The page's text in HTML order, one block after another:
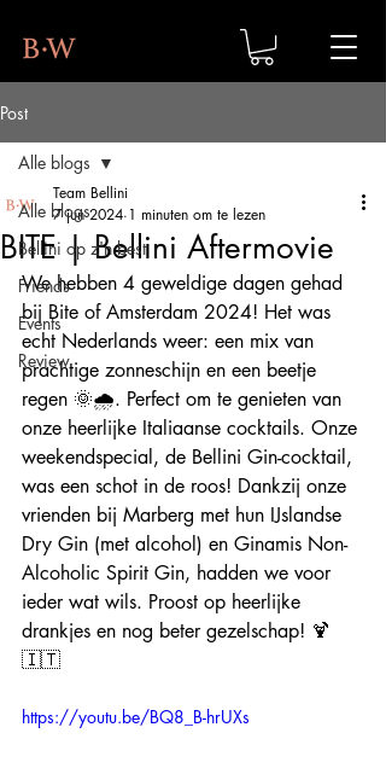
Post
Alle blogs
Bellini op z'n best
Friends
Events
Review
Alle blogs
BITE | Bellini Aftermovie
Team Bellini
7 jun 2024 1 minuten om te lezen
We hebben 4 geweldige dagen gehad
bij Bite of Amsterdam 2024! Het was
echt Nederlands weer: een mix van
prachtige zonneschijn en een beetje
regen 🌞🌧️. Perfect om te genieten van
onze heerlijke Italiaanse cocktails. Onze
weekendspecial, de Bellini Gin-cocktail,
was een schot in de roos! Dankzij onze
vrienden bij Marberg met hun IJslandse
Dry Gin (met alcohol) en Ginamis Non-
Alcoholic Spirit Gin, hadden we voor
ieder wat wils. Proost op heerlijke
drankjes en nog beter gezelschap! 🍹
🇮🇹
https://youtu.be/BQ8_B-hrUXs